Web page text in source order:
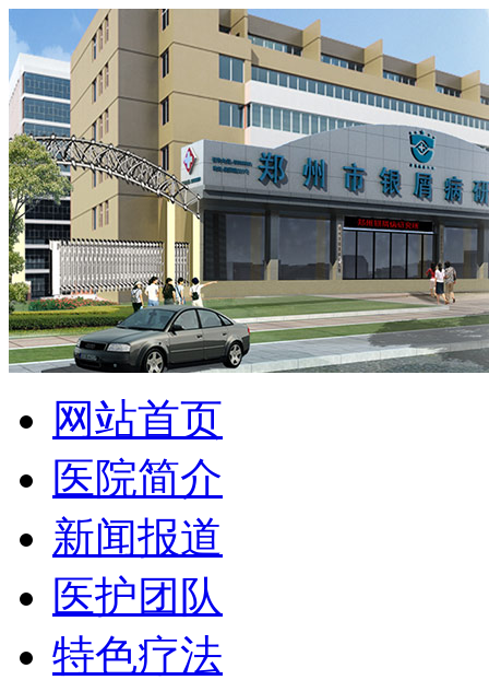
网站首页
医院简介
新闻报道
医护团队
特色疗法